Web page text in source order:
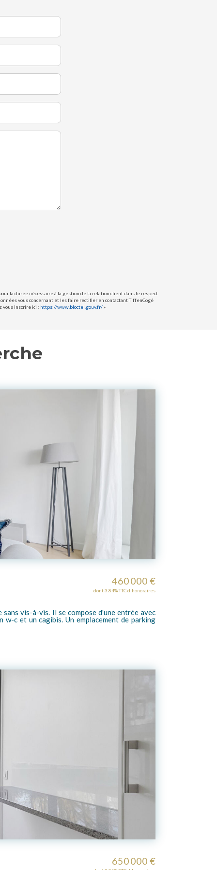
la durée nécessaire à la gestion de la relation client dans le respect
vous concernant et les faire rectifier en contactant TiffenCogé
vous inscrire ici : https://www.bloctel.gouv.fr/»
460 000 €
dont 3.84% TTC d'honoraires
vis-à-vis. Il se compose d'une entrée avec
w-c et un cagibis. Un emplacement de parking
650 000 €